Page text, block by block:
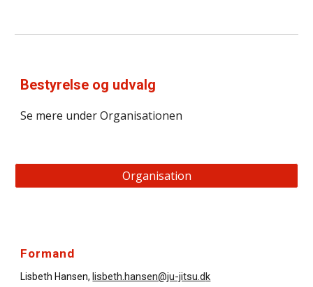
Bestyrelse og udvalg
Se mere under Organisationen
Organisation
Formand
Lisbeth Hansen, lisbeth.hansen@ju-jitsu.dk